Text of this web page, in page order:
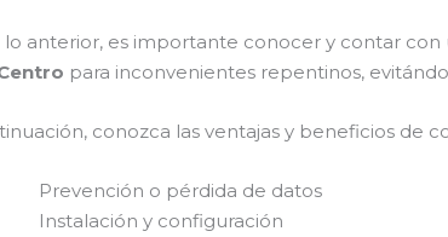
lo anterior, es importante conocer y contar
para inconvenientes repentinos,
conozca las ventajas y beneficios de
Prevención o pérdida de datos
Instalación y configuración